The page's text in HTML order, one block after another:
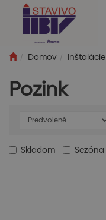
Domov
Inštalácie
Pozink
Skladom Sezóna